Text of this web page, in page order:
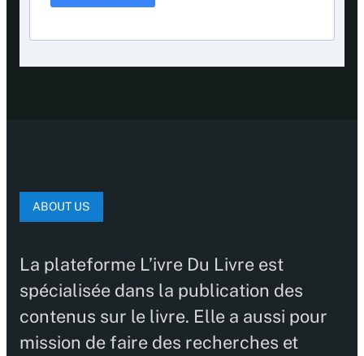
ABOUT US
La plateforme L’ivre Du Livre est
spécialisée dans la publication des
contenus sur le livre. Elle a aussi pour
mission de faire des recherches et